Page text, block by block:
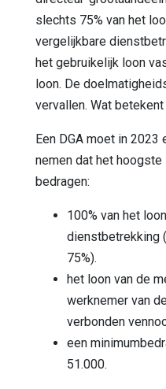
slechts 75% van het
vergelijkbare
het gebruikelijk loon
loon. De
vervallen. Wat
Een DGA moet in 2023
nemen dat het
bedragen:
100% van het
dienstbetrekking
75%).
het loon van de
werknemer van
verbonden
een
51.000.